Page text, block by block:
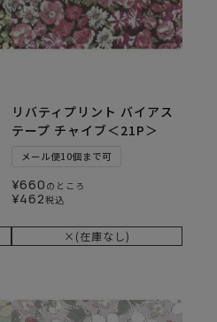
リバティプリント バイアス
テープ チャイブ＜21P＞
メール便10個まで可
¥660 のところ
¥462税込
×(在庫なし)